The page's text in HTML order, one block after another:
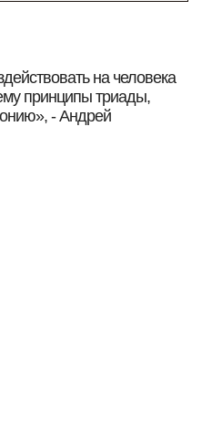
на человека
принципы триады,
- Андрей